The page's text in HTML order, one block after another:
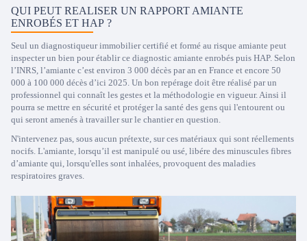
QUI PEUT REALISER UN RAPPORT AMIANTE
ENROBÉS ET HAP ?
Seul un diagnostiqueur immobilier certifié et formé au risque amiante peut
inspecter un bien pour établir ce diagnostic amiante enrobés puis HAP. Selon
l’INRS, l’amiante c’est environ 3 000 décès par an en France et encore 50
000 à 100 000 décès d’ici 2025. Un bon repérage doit être réalisé par un
professionnel qui connaît les gestes et la méthodologie en vigueur. Ainsi il
pourra se mettre en sécurité et protéger la santé des gens qui l'entourent ou
qui seront amenés à travailler sur le chantier en question.
N'intervenez pas, sous aucun prétexte, sur ces matériaux qui sont réellements
nocifs. L'amiante, lorsqu’il est manipulé ou usé, libére des minuscules fibres
d’amiante qui, lorsqu'elles sont inhalées, provoquent des maladies
respiratoires graves.